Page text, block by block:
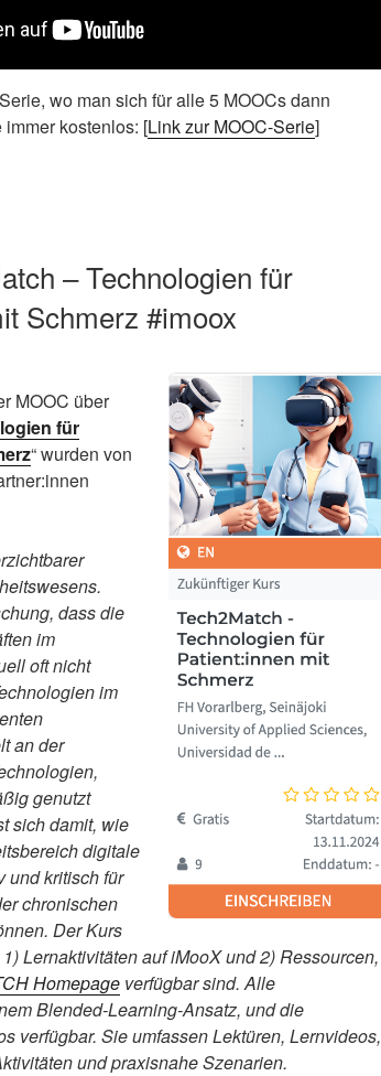
wo man sich für alle 5 MOOCs dann
kostenlos: [Link zur MOOC-Serie]
– Technologien für
Schmerz #imoox
MOOC über
für
“ wurden von
dass die
im
oft nicht
im
an der
genutzt
sich damit, wie
digitale
und kritisch für
chronischen
Der Kurs
Lernaktivitäten auf iMooX und 2) Ressourcen,
Homepage verfügbar sind. Alle
Blended-Learning-Ansatz, und die
verfügbar. Sie umfassen Lektüren, Lernvideos,
und praxisnahe Szenarien.